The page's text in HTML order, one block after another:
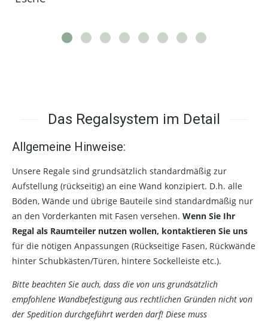
Das Regalsystem im Detail
Allgemeine Hinweise:
Unsere Regale sind grundsätzlich standardmäßig zur
Aufstellung (rückseitig) an eine Wand konzipiert. D.h. alle
Böden, Wände und übrige Bauteile sind standardmäßig nur
an den Vorderkanten mit Fasen versehen. Wenn Sie Ihr
Regal als Raumteiler nutzen wollen, kontaktieren Sie uns
für die nötigen Anpassungen (Rückseitige Fasen, Rückwände
hinter Schubkästen/Türen, hintere Sockelleiste etc.).
Bitte beachten Sie auch, dass die von uns grundsätzlich
empfohlene Wandbefestigung aus rechtlichen Gründen nicht von
der Spedition durchgeführt werden darf! Diese muss